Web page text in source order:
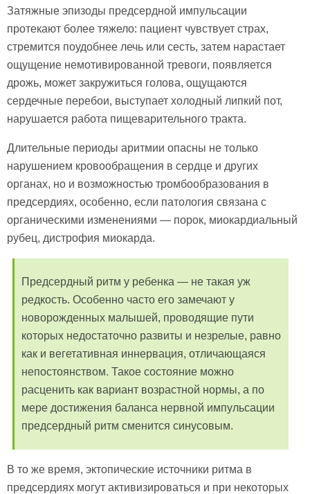
Затяжные эпизоды предсердной импульсации
протекают более тяжело: пациент чувствует страх,
стремится поудобнее лечь или сесть, затем нарастает
ощущение немотивированной тревоги, появляется
дрожь, может закружиться голова, ощущаются
сердечные перебои, выступает холодный липкий пот,
нарушается работа пищеварительного тракта.
Длительные периоды аритмии опасны не только
нарушением кровообращения в сердце и других
органах, но и возможностью тромбообразования в
предсердиях, особенно, если патология связана с
органическими изменениями — порок, миокардиальный
рубец, дистрофия миокарда.
Предсердный ритм у ребенка — не такая уж
редкость. Особенно часто его замечают у
новорожденных малышей, проводящие пути
которых недостаточно развиты и незрелые, равно
как и вегетативная иннервация, отличающаяся
непостоянством. Такое состояние можно
расценить как вариант возрастной нормы, а по
мере достижения баланса нервной импульсации
предсердный ритм сменится синусовым.
В то же время, эктопические источники ритма в
предсердиях могут активизироваться и при некоторых